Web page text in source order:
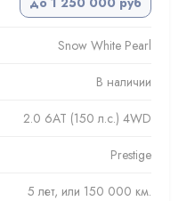
Snow White Pearl
В наличии
2.0 6AT (150 л.с.) 4WD
Prestige
5 лет, или 150 000 км.